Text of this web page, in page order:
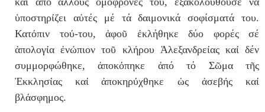
ὑποστηρίζει αὐτές μέ τά δαιμονικά σοφίσματά του.
Κατόπιν τού-του, ἀφοῦ ἐκλήθηκε δύο φορές σέ
ἀπολογίαἐνώπιον τοῦ κλήρου Ἀλεξανδρείας καί δέν
συμμορφώθηκε,ἀποκόπηκε ἀπό τό Σῶμα τῆς
Ἐκκλησίας καί ἀποκηρύχθηκε ὡς ἀσεβής καί
βλάσφημος.